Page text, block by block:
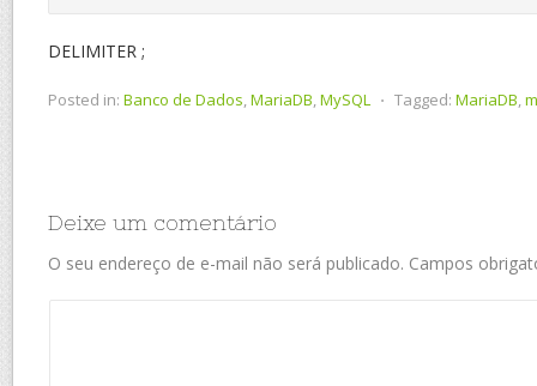
DELIMITER ;
Posted in: Banco de Dados,MariaDB,MySQL ⋅ Tagged: MariaDB,
Deixe um comentário
O seu endereço de e-mail não será publicado. Campos